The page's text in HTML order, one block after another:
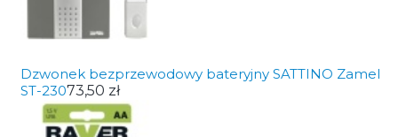
Dzwonek bezprzewodowy bateryjny SATTINO Zamel
ST-23073,50 zł